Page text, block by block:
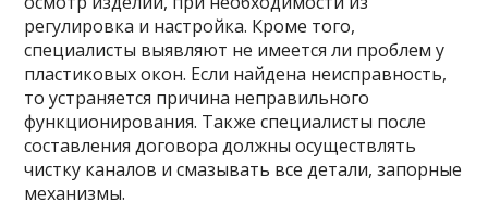
регулировка и настройка. Кроме того,
специалисты выявляют не имеется ли проблем у
пластиковых окон. Если найдена неисправность,
то устраняется причина неправильного
функционирования. Также специалисты после
составления договора должны осуществлять
чистку каналов и смазывать все детали, запорные
механизмы.